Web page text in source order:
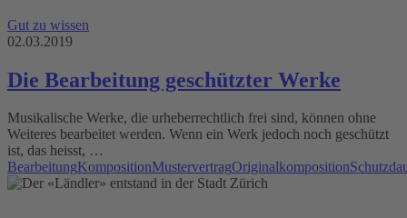
Gut zu wissen
02.03.2019
Die Bearbeitung geschützter Werke
Musikalische Werke, die urheberrechtlich frei sind, können ohne
Weiteres bearbeitet werden. Wenn ein Werk jedoch noch geschützt
ist, das heisst, …
BearbeitungKompositionMustervertragOriginalkomposition